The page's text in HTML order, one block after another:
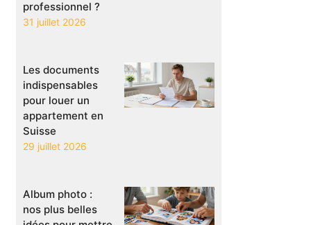
professionnel ?
31 juillet 2026
Les documents
indispensables
pour louer un
appartement en
Suisse
29 juillet 2026
Album photo :
nos plus belles